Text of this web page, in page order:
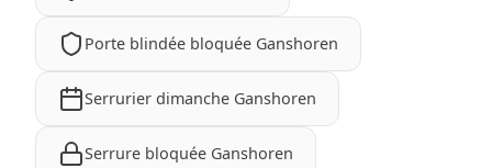
Porte blindée bloquée Ganshoren
Serrurier dimanche Ganshoren
Serrure bloquée Ganshoren